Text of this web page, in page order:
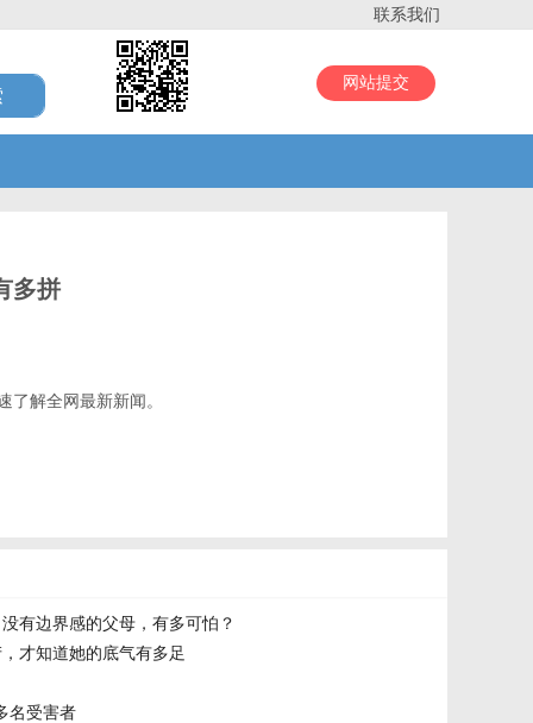
联系我们
网站提交
多拼
了解全网最新新闻。
有边界感的父母，有多可怕？
才知道她的底气有多足
名受害者